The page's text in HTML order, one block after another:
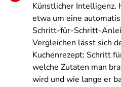
Künstlicher Intelligenz.
etwa um eine
Schritt-für-Schritt-
Vergleichen lässt sich
Kuchenrezept: Schritt
welche Zutaten man
wird und wie lange er